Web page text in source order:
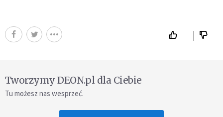
Tworzymy DEON.pl dla Ciebie
Tu możesz nas wesprzeć.